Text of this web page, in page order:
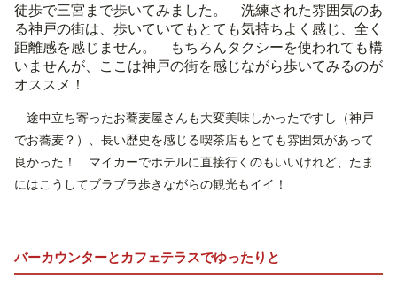
徒歩で三宮まで歩いてみました。 洗練された雰囲気のあ
る神戸の街は、歩いていてもとても気持ちよく感じ、全く
距離感を感じません。 もちろんタクシーを使われても構
いませんが、ここは神戸の街を感じながら歩いてみるのが
オススメ！
途中立ち寄ったお蕎麦屋さんも大変美味しかったですし（神戸
でお蕎麦？）、長い歴史を感じる喫茶店もとても雰囲気があって
良かった！ マイカーでホテルに直接行くのもいいけれど、たま
にはこうしてブラブラ歩きながらの観光もイイ！
バーカウンターとカフェテラスでゆったりと